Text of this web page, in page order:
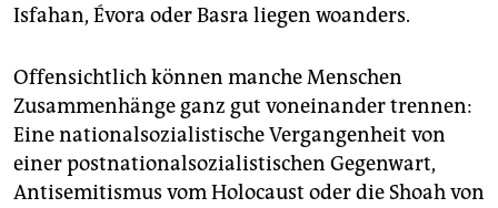
Isfahan, Évora oder Basra liegen woanders.
Offensichtlich können manche Menschen
Zusammenhänge ganz gut voneinander trennen:
Eine nationalsozialistische Vergangenheit von
einer postnationalsozialistischen Gegenwart,
Antisemitismus vom Holocaust oder die Shoah von